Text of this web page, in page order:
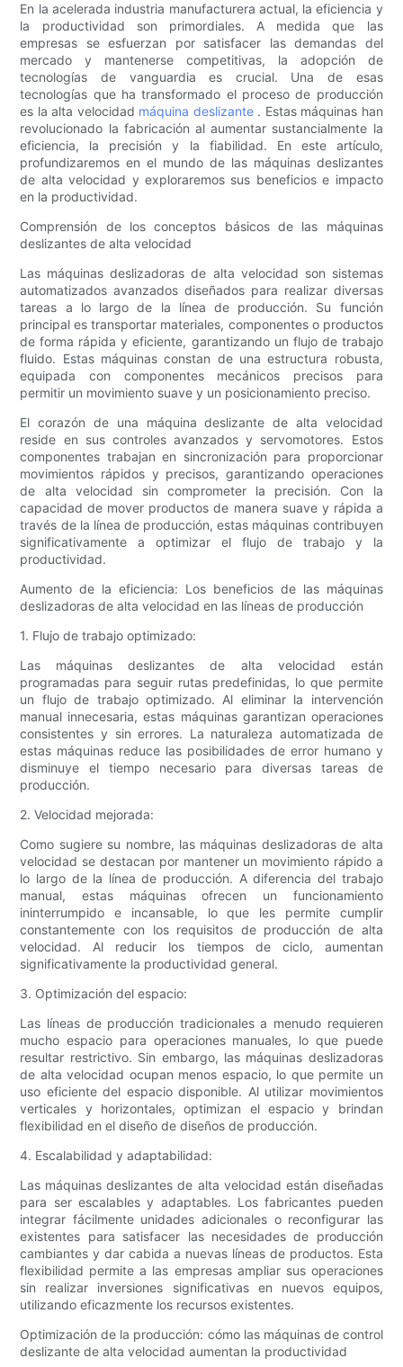
En la acelerada industria manufacturera actual, la eficiencia y
la productividad son primordiales. A medida que las
empresas se esfuerzan por satisfacer las demandas del
mercado y mantenerse competitivas, la adopción de
tecnologías de vanguardia es crucial. Una de esas
tecnologías que ha transformado el proceso de producción
es la alta velocidad máquina deslizante . Estas máquinas han
revolucionado la fabricación al aumentar sustancialmente la
eficiencia, la precisión y la fiabilidad. En este artículo,
profundizaremos en el mundo de las máquinas deslizantes
de alta velocidad y exploraremos sus beneficios e impacto
en la productividad.
Comprensión de los conceptos básicos de las máquinas
deslizantes de alta velocidad
Las máquinas deslizadoras de alta velocidad son sistemas
automatizados avanzados diseñados para realizar diversas
tareas a lo largo de la línea de producción. Su función
principal es transportar materiales, componentes o productos
de forma rápida y eficiente, garantizando un flujo de trabajo
fluido. Estas máquinas constan de una estructura robusta,
equipada con componentes mecánicos precisos para
permitir un movimiento suave y un posicionamiento preciso.
El corazón de una máquina deslizante de alta velocidad
reside en sus controles avanzados y servomotores. Estos
componentes trabajan en sincronización para proporcionar
movimientos rápidos y precisos, garantizando operaciones
de alta velocidad sin comprometer la precisión. Con la
capacidad de mover productos de manera suave y rápida a
través de la línea de producción, estas máquinas contribuyen
significativamente a optimizar el flujo de trabajo y la
productividad.
Aumento de la eficiencia: Los beneficios de las máquinas
deslizadoras de alta velocidad en las líneas de producción
1. Flujo de trabajo optimizado:
Las máquinas deslizantes de alta velocidad están
programadas para seguir rutas predefinidas, lo que permite
un flujo de trabajo optimizado. Al eliminar la intervención
manual innecesaria, estas máquinas garantizan operaciones
consistentes y sin errores. La naturaleza automatizada de
estas máquinas reduce las posibilidades de error humano y
disminuye el tiempo necesario para diversas tareas de
producción.
2. Velocidad mejorada:
Como sugiere su nombre, las máquinas deslizadoras de alta
velocidad se destacan por mantener un movimiento rápido a
lo largo de la línea de producción. A diferencia del trabajo
manual, estas máquinas ofrecen un funcionamiento
ininterrumpido e incansable, lo que les permite cumplir
constantemente con los requisitos de producción de alta
velocidad. Al reducir los tiempos de ciclo, aumentan
significativamente la productividad general.
3. Optimización del espacio:
Las líneas de producción tradicionales a menudo requieren
mucho espacio para operaciones manuales, lo que puede
resultar restrictivo. Sin embargo, las máquinas deslizadoras
de alta velocidad ocupan menos espacio, lo que permite un
uso eficiente del espacio disponible. Al utilizar movimientos
verticales y horizontales, optimizan el espacio y brindan
flexibilidad en el diseño de diseños de producción.
4. Escalabilidad y adaptabilidad:
Las máquinas deslizantes de alta velocidad están diseñadas
para ser escalables y adaptables. Los fabricantes pueden
integrar fácilmente unidades adicionales o reconfigurar las
existentes para satisfacer las necesidades de producción
cambiantes y dar cabida a nuevas líneas de productos. Esta
flexibilidad permite a las empresas ampliar sus operaciones
sin realizar inversiones significativas en nuevos equipos,
utilizando eficazmente los recursos existentes.
Optimización de la producción: cómo las máquinas de control
deslizante de alta velocidad aumentan la productividad